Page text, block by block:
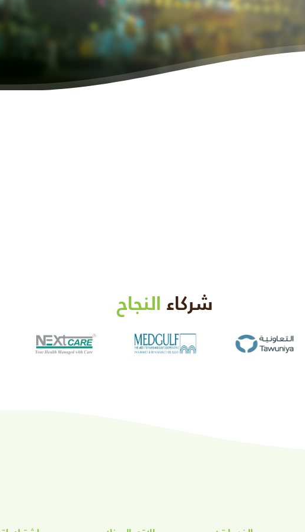
شركاء النجاح